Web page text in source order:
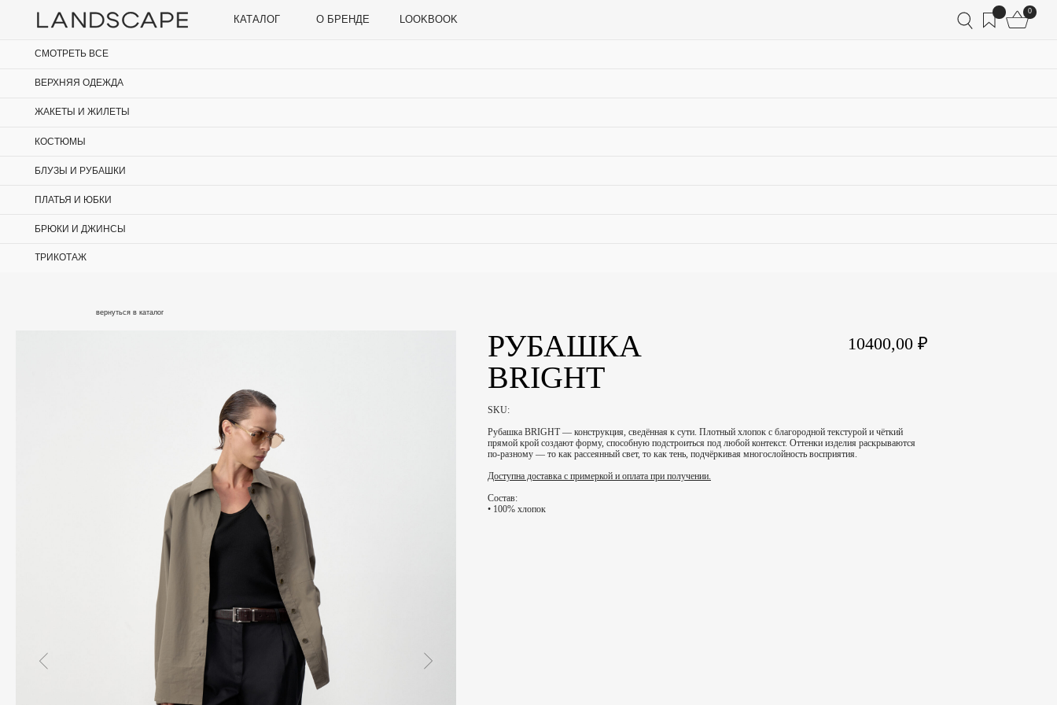
О БРЕНДЕ LOOKBOOK
КАТАЛОГ
ТРИКОТАЖ
БРЮКИ И ДЖИНСЫ
СМОТРЕТЬ ВСЕ
РУБАШКА
BRIGHT
SKU:
10400,00 ₽
Рубашка BRIGHT — конструкция, сведённая к сути. Плотный хлопок с благородной текстурой и чёткий
прямой крой создают форму, способную подстроиться под любой контекст. Оттенки изделия раскрываются
по-разному — то как рассеянный свет, то как тень, подчёркивая многослойность восприятия.
Доступна доставка с примеркой и оплата при получении.
Состав:
• 100% хлопок